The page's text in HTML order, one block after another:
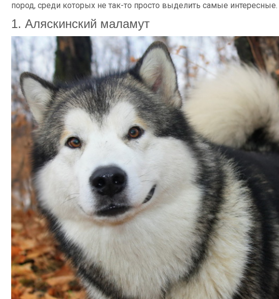
пород, среди которых не так-то просто выделить самые интересные.
1. Аляскинский маламут